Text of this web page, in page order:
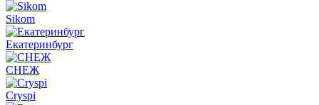
Sikom
Екатеринбург
СНЕЖ
Cryspi